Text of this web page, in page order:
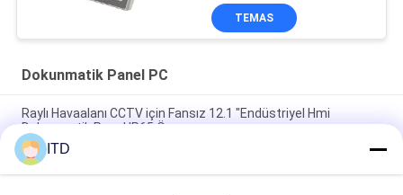
TEMAS
Dokunmatik Panel PC
Raylı Havaalanı CCTV için Fansız 12.1 "Endüstriyel Hmi
Dokunmatik Panel IP65 Ön
10.1" Endüstriyel Dokunmatik Ekran PC Linux Ubuntu 18.04
14bit GPIO PCAP Dokunmatik Panel
ITD